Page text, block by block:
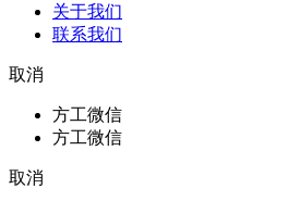
关于我们
联系我们
取消
方工微信
方工微信
取消